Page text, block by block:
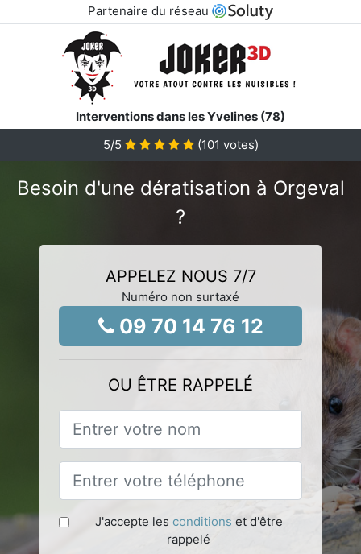
Partenaire du réseau
Interventions dans les Yvelines (78)
5/5 (101 votes)
Besoin d'une dératisation à Orgeval
?
APPELEZ NOUS 7/7
Numéro non surtaxé
09 70 14 76 12
OU ÊTRE RAPPELÉ
J'accepte les conditions et d'être
rappelé